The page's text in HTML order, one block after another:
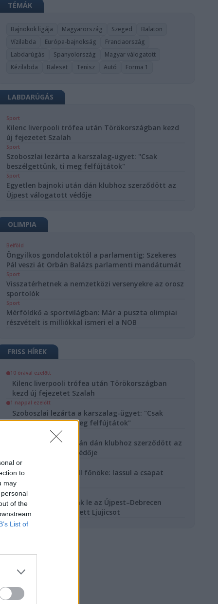
or
to
may
of the
List of
TÉMÁK
Bajnokok ligája Magyarország Szeged
Balaton
Vízilabda
Európa-bajnokság
Franciaország
Labdarúgás
Spanyolország
Magyar válogatott
Kézilabda
Baleset Tenisz Autó Forma 1
LABDARÚGÁS
Sport
Kilenc liverpooli trófea után Törökországban kezd
új fejezetet Szalah
Sport
Szoboszlai lezárta a karszalag-ügyet: "Csak
beszélgettünk, ti meg felfújtátok"
Sport
Egyetlen bajnoki után dán klubhoz szerződött az
Újpest válogatott védője
OLIMPIA
Belföld
Öngyilkos gondolatoktól a parlamentig: Szekeres
Pál veszi át Orbán Balázs parlamenti mandátumát
Sport
Visszatérhetnek a nemzetközi versenyekre az orosz
sportolók
Sport
Mérföldkő a sportvilágban: Már a puszta olimpiai
részvételt is milliókkal ismeri el a NOB
FRISS HÍREK
10 órával ezelőtt
Kilenc liverpooli trófea után Törökországban
kezd új fejezetet Szalah
1 nappal ezelőtt
Szoboszlai lezárta a karszalag-ügyet: "Csak
beszélgettünk, ti meg felfújtátok"
2 nappal ezelőtt
Egyetlen bajnoki után dán klubhoz szerződött az
Újpest válogatott védője
2 nappal ezelőtt
Beismerte a Red Bull főnöke: lassul a csapat
fejlesztési tempója
4 nappal ezelőtt
Hőségben játszották le az Újpest–Debrecen
meccset, ápolni kellett Ljujicsot